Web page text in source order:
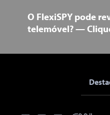
O FlexiSPY pode
telemóvel? —